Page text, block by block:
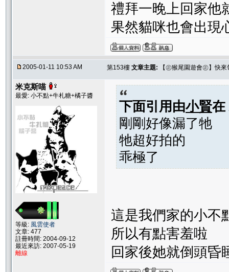
禮拜一晚上回家他
果然貓咪也會出現
2005-01-11 10:53 AM 第153樓 文章主題: 【㊣猴尾園遊會㊣】快
米克斯喵
最愛: 小不點+牛札糖+橘子醬
等級: 風雲使者
文章: 477
註冊時間: 2004-09-12
最近來訪: 2007-05-19
離線
下面引用由小賢在
剛剛好像漏了牠
牠超好拍的
乖極了
這是我們家的小
所以有點害羞啦
回家後她就倒頭